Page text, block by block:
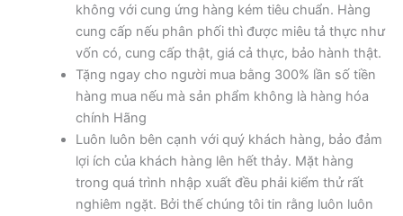
không với cung ứng hàng kém tiêu chuẩn. Hàng
cung cấp nếu phân phối thì được miêu tả thực như
vốn có, cung cấp thật, giá cả thực, bảo hành thật.
Tặng ngay cho người mua bằng 300% lần số tiền
hàng mua nếu mà sản phẩm không là hàng hóa
chính Hãng
Luôn luôn bên cạnh với quý khách hàng, bảo đảm
lợi ích của khách hàng lên hết thảy. Mặt hàng
trong quá trình nhập xuất đều phải kiểm thử rất
nghiêm ngặt. Bởi thế chúng tôi tin rằng luôn luôn